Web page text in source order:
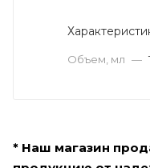
Объем, мл —
* Наш магазин